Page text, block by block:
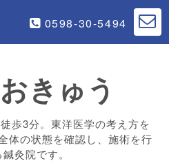
0598-30-5494
きゅう
歩3分。東洋医学の考え方を
体の状態を確認し、施術を行
灸院です。